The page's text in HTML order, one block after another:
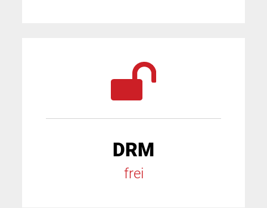
DRM
frei